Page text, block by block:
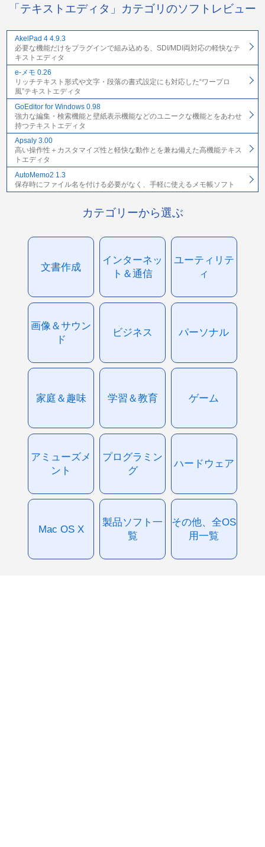
「テキストエディタ」カテゴリのソフトレビュー
AkelPad 4 4.9.3
必要な機能だけをプラグインで組み込める、SDI/MDI両対応の軽快なテ
キストエディタ
e-メモ 0.26
リッチテキスト形式や文字・段落の書式設定にも対応した“ワープロ
風”テキストエディタ
GoEditor for Windows 0.98
強力な編集・検索機能と壁紙表示機能などのユニークな機能とをあわせ
持つテキストエディタ
Apsaly 3.00
高い操作性＋カスタマイズ性と軽快な動作とを兼ね備えた高機能テキス
トエディタ
AutoMemo2 1.3
保存時にファイル名を付ける必要がなく、手軽に使えるメモ帳ソフト
カテゴリーから選ぶ
文書作成
インターネッ
ト＆通信
ユーティリテ
ィ
画像＆サウン
ド
ビジネス パーソナル
家庭＆趣味 学習＆教育 ゲーム
アミューズメ
ント
プログラミン
グ
ハードウェア
Mac OS X
製品ソフト一
覧
その他、全OS
用一覧